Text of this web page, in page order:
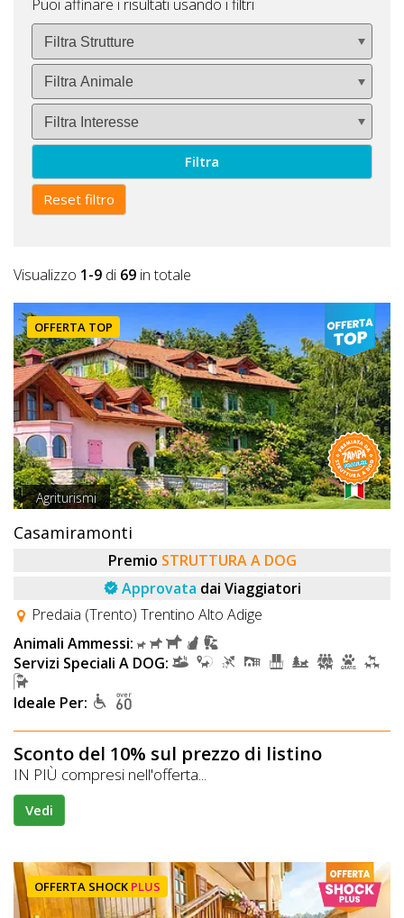
Puoi affinare i risultati usando i filtri
Filtra
Reset filtro
Visualizzo 1-9 di 69 in totale
OFFERTA TOP
Agriturismi
Casamiramonti
Premio STRUTTURA A DOG
Approvata dai Viaggiatori
Predaia (Trento) Trentino Alto Adige
Animali Ammessi:
Servizi Speciali A DOG:
Ideale Per:
Sconto del 10% sul prezzo di listino
IN PIÙ compresi nell'offerta...
Vedi
OFFERTA SHOCK PLUS